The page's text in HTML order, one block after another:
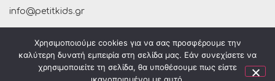
info@petitkids.gr
Χρησιμοποιούμε cookies για να σας προσφέρουμε την
καλύτερη δυνατή εμπειρία στη σελίδα μας. Εάν συνεχίσετε να
χρησιμοποιείτε τη σελίδα, θα υποθέσουμε πως είστε